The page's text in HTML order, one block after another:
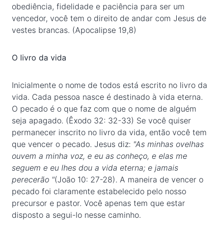
obediência, fidelidade e paciência para ser um
vencedor, você tem o direito de andar com Jesus de
vestes brancas. (Apocalipse 19,8)
O livro da vida
Inicialmente o nome de todos está escrito no livro da
vida. Cada pessoa nasce é destinado à vida eterna.
O pecado é o que faz com que o nome de alguém
seja apagado. (Êxodo 32: 32-33) Se você quiser
permanecer inscrito no livro da vida, então você tem
que vencer o pecado. Jesus diz: "As minhas ovelhas
ouvem a minha voz, e eu as conheço, e elas me
seguem e eu lhes dou a vida eterna; e jamais
perecerão "(João 10: 27-28). A maneira de vencer o
pecado foi claramente estabelecido pelo nosso
precursor e pastor. Você apenas tem que estar
disposto a segui-lo nesse caminho.